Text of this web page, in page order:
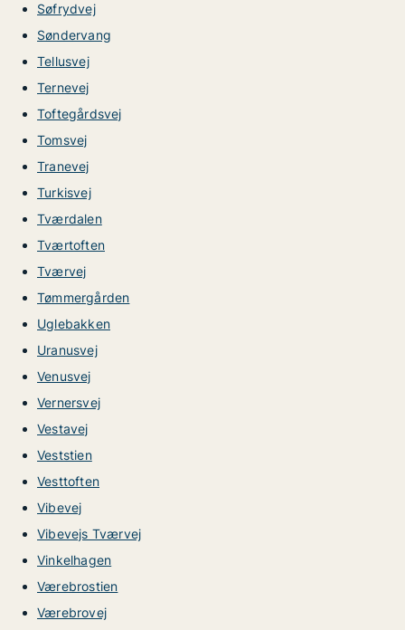
Søfrydvej
Søndervang
Tellusvej
Ternevej
Toftegårdsvej
Tomsvej
Tranevej
Turkisvej
Tværdalen
Tværtoften
Tværvej
Tømmergården
Uglebakken
Uranusvej
Venusvej
Vernersvej
Vestavej
Veststien
Vesttoften
Vibevej
Vibevejs Tværvej
Vinkelhagen
Værebrostien
Værebrovej